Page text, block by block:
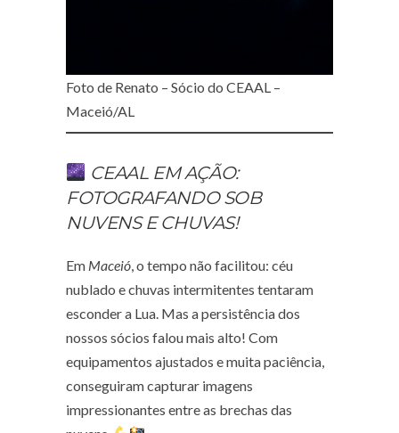
Foto de Renato – Sócio do CEAAL –
Maceió/AL
CEAAL EM AÇÃO:
FOTOGRAFANDO SOB
NUVENS E CHUVAS!
Em Maceió , o tempo não facilitou: céu
nublado e chuvas intermitentes tentaram
esconder a Lua. Mas a persistência dos
nossos sócios falou mais alto! Com
equipamentos ajustados e muita paciência,
conseguiram capturar imagens
impressionantes entre as brechas das